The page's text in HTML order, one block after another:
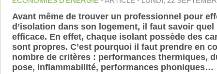
Avant même de trouver un professionnel pour
d’isolation dans son logement, il faut savoir
efficace. En effet, chaque isolant possède des
sont propres. C’est pourquoi il faut prendre en
nombre de critères : performances thermiques,
pose, inflammabilité, performances phoniques…